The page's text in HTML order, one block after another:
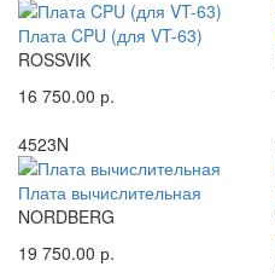
Плата CPU (для VT-63)
ROSSVIK
16 750.00 р.
4523N
Плата вычислительная
NORDBERG
19 750.00 р.